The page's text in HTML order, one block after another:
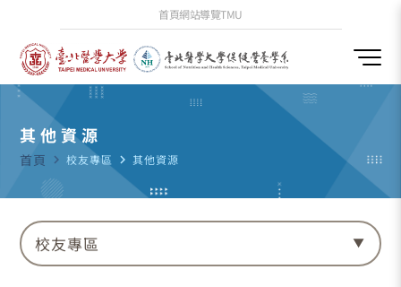
首頁網站導覽TMU
其他資源
首頁 navigate_next 校友專區 navigate_next 其他資源
校友專區